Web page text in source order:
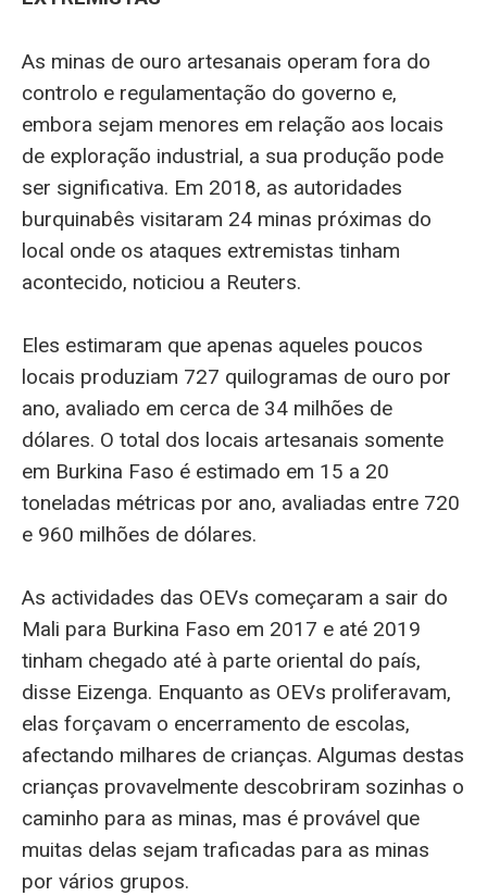
As minas de ouro artesanais operam fora do
controlo e regulamentação do governo e,
embora sejam menores em relação aos locais
de exploração industrial, a sua produção pode
ser significativa. Em 2018, as autoridades
burquinabês visitaram 24 minas próximas do
local onde os ataques extremistas tinham
acontecido, noticiou a Reuters.
Eles estimaram que apenas aqueles poucos
locais produziam 727 quilogramas de ouro por
ano, avaliado em cerca de 34 milhões de
dólares. O total dos locais artesanais somente
em Burkina Faso é estimado em 15 a 20
toneladas métricas por ano, avaliadas entre 720
e 960 milhões de dólares.
As actividades das OEVs começaram a sair do
Mali para Burkina Faso em 2017 e até 2019
tinham chegado até à parte oriental do país,
disse Eizenga. Enquanto as OEVs proliferavam,
elas forçavam o encerramento de escolas,
afectando milhares de crianças. Algumas destas
crianças provavelmente descobriram sozinhas o
caminho para as minas, mas é provável que
muitas delas sejam traficadas para as minas
por vários grupos.